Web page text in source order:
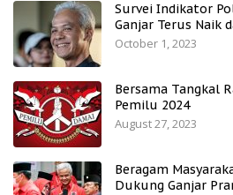
Survei Indikator
Ganjar Terus Naik
October 1, 2023
Bersama Tangkal
Pemilu 2024
August 27, 2023
Beragam
Dukung Ganjar